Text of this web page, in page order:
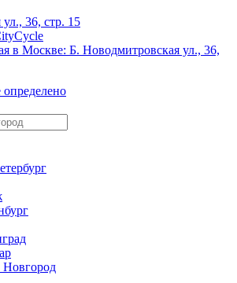
36, стр. 15
в Москве: Б. Новодмитровская ул., 36,